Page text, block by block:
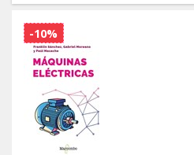
-10%